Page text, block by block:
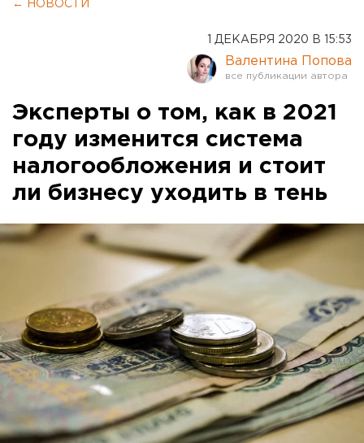
← НОВОСТИ
1 ДЕКАБРЯ 2020 В 15:53
Валентина Попова
Эксперты о том, как в 2021
году изменится система
налогообложения и стоит
ли бизнесу уходить в тень